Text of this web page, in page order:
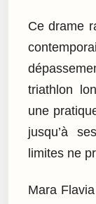
Ce drame
triathlon
une
jusqu’à
limites ne
Mara